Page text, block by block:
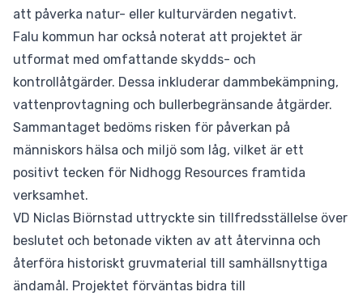
att påverka natur- eller kulturvärden negativt.
Falu kommun har också noterat att projektet är
utformat med omfattande skydds- och
kontrollåtgärder. Dessa inkluderar dammbekämpning,
vattenprovtagning och bullerbegränsande åtgärder.
Sammantaget bedöms risken för påverkan på
människors hälsa och miljö som låg, vilket är ett
positivt tecken för Nidhogg Resources framtida
verksamhet.
VD Niclas Biörnstad uttryckte sin tillfredsställelse över
beslutet och betonade vikten av att återvinna och
återföra historiskt gruvmaterial till samhällsnyttiga
ändamål. Projektet förväntas bidra till